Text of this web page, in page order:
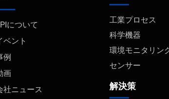
について
ベント
例
画
社ニュース
工業プロセス
科学機器
環境モニタリン
センサー
解決策